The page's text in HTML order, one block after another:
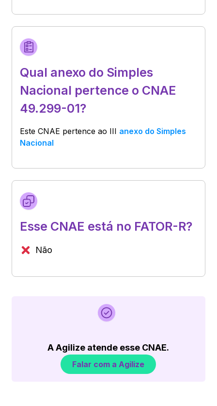
Qual anexo do Simples
Nacional pertence o CNAE
49.299-01?
Este CNAE pertence ao III anexo do Simples
Nacional
Esse CNAE está no FATOR-R?
Não
A Agilize atende esse CNAE.
Falar com a Agilize